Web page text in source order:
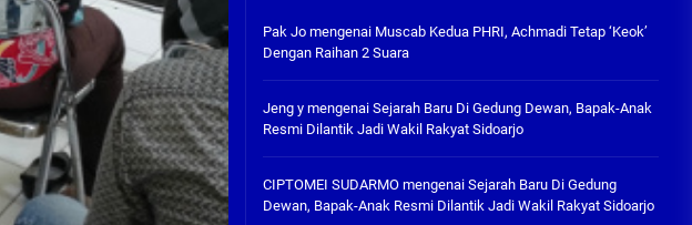
05/08/2026
Pak Jomengenai Muscab Kedua PHRI, Achmadi Tetap ‘Keok’
Dengan Raihan 2 Suara
Jeng ymengenai Sejarah Baru Di Gedung Dewan, Bapak-Anak
Resmi Dilantik Jadi Wakil Rakyat Sidoarjo
CIPTOMEI SUDARMOmengenai Sejarah Baru Di Gedung
Dewan, Bapak-Anak Resmi Dilantik Jadi Wakil Rakyat Sidoarjo